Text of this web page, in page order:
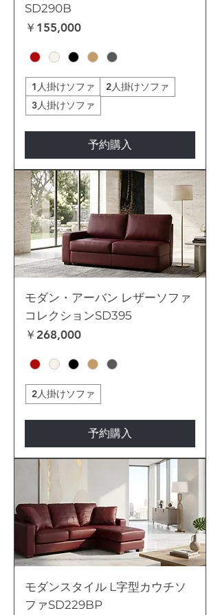
SD290B
価格
￥155,000
1人掛けソファ
2人掛けソファ
3人掛けソファ
予約購入
モダン・アーバン レザーソファ
コレクションSD395
価格
￥268,000
2人掛けソファ
予約購入
モダンスタイル L字型カウチソ
ファSD229BP